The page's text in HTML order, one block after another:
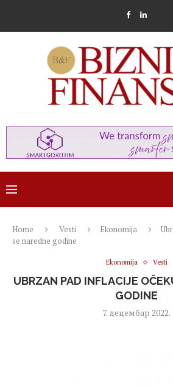
Home Vesti Ekonomija
se naredne godine
Ekonomija Vesti
UBRZAN PAD INFLACIJE
GODINE
7. децембар 2022.